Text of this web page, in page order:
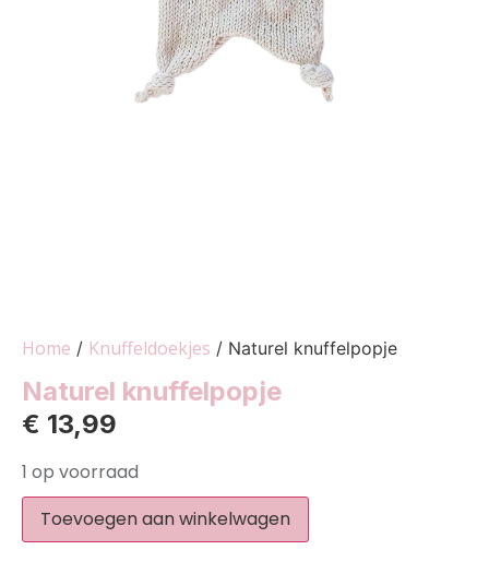
Home / Knuffeldoekjes / Naturel knuffelpopje
Naturel knuffelpopje
€ 13,99
1 op voorraad
Toevoegen aan winkelwagen